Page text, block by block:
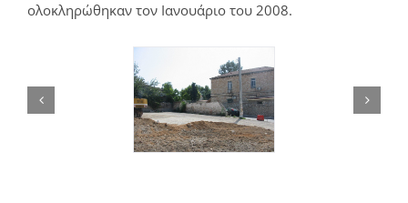
ολοκληρώθηκαν τον Ιανουάριο του 2008.